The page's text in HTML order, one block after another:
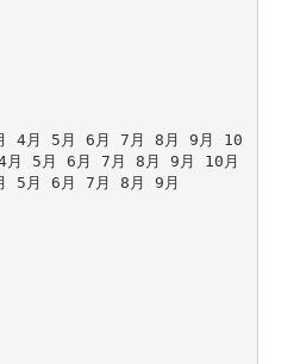
4月 5月 6月 7月 8月 9月 10
月 5月 6月 7月 8月 9月 10月
5月 6月 7月 8月 9月